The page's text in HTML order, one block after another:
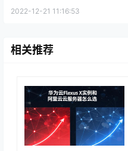
2022-12-21 11:16:53
相关推荐